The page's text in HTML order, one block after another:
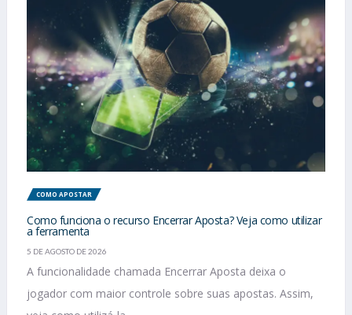
COMO APOSTAR
Como funciona o recurso Encerrar Aposta? Veja como utilizar
a ferramenta
5 DE AGOSTO DE 2026
A funcionalidade chamada Encerrar Aposta deixa o
jogador com maior controle sobre suas apostas. Assim,